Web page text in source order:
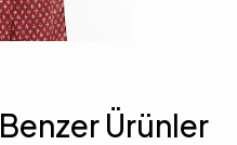
Benzer Ürünler